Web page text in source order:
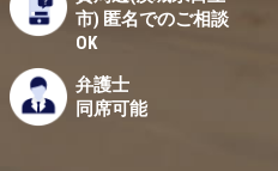
市) 匿名でのご相談
OK
弁護士
同席可能